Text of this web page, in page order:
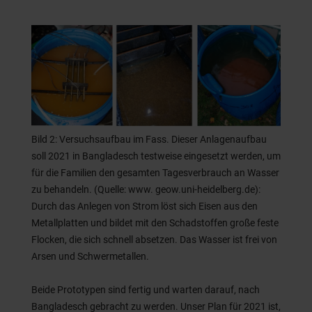
Bild 2: Versuchsaufbau im Fass. Dieser Anlagenaufbau
soll 2021 in Bangladesch testweise eingesetzt werden, um
für die Familien den gesamten Tagesverbrauch an Wasser
zu behandeln. (Quelle: www. geow.uni-heidelberg.de):
Durch das Anlegen von Strom löst sich Eisen aus den
Metallplatten und bildet mit den Schadstoffen große feste
Flocken, die sich schnell absetzen. Das Wasser ist frei von
Arsen und Schwermetallen.
Beide Prototypen sind fertig und warten darauf, nach
Bangladesch gebracht zu werden. Unser Plan für 2021 ist,